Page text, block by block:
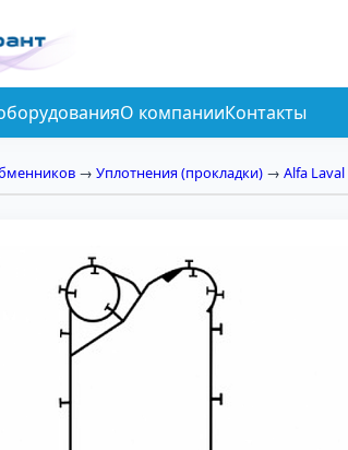
О компанииКонтакты
→ Уплотнения (прокладки) → Alfa Laval